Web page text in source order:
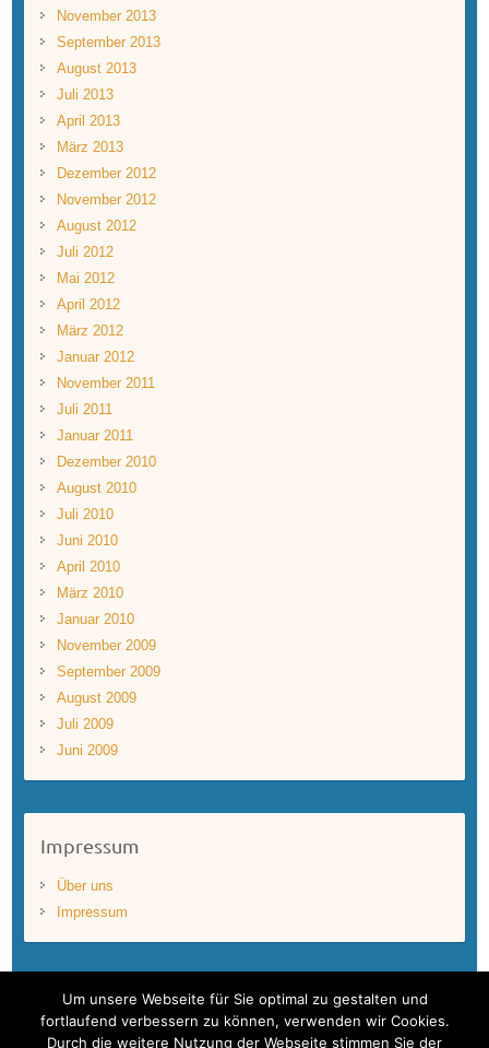
November 2013
September 2013
August 2013
Juli 2013
April 2013
März 2013
Dezember 2012
November 2012
August 2012
Juli 2012
Mai 2012
April 2012
März 2012
Januar 2012
November 2011
Juli 2011
Januar 2011
Dezember 2010
August 2010
Juli 2010
Juni 2010
April 2010
März 2010
Januar 2010
November 2009
September 2009
August 2009
Juli 2009
Juni 2009
Impressum
Über uns
Impressum
Um unsere Webseite für Sie optimal zu gestalten und
fortlaufend verbessern zu können, verwenden wir Cookies.
Durch die weitere Nutzung der Webseite stimmen Sie der